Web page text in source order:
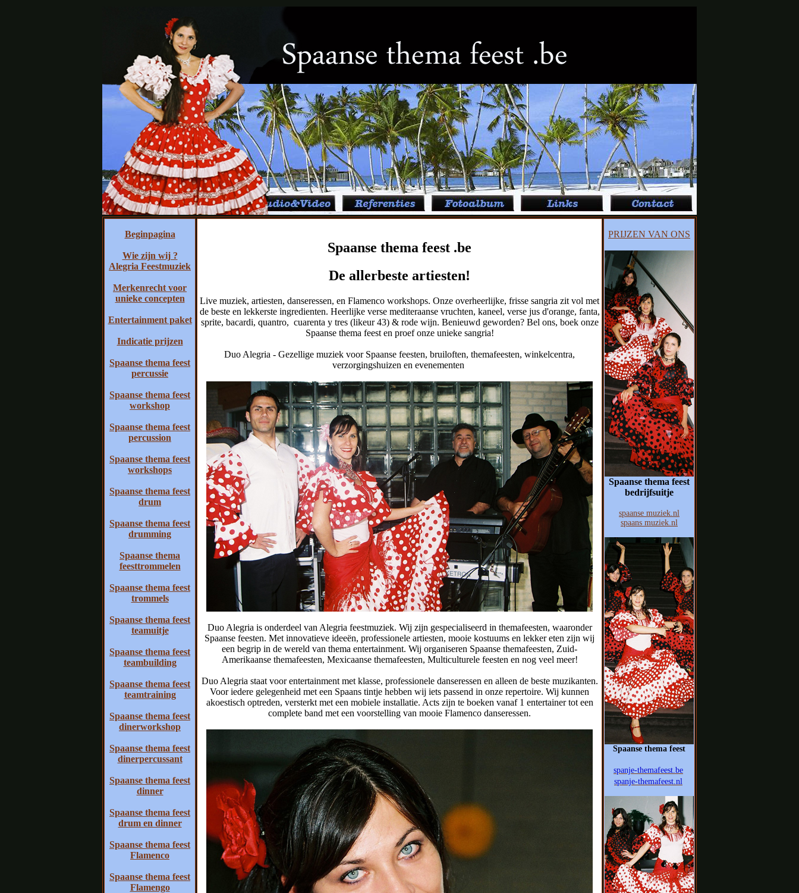
Beginpagina
Wie zijn wij ?
Alegria Feestmuziek
Merkenrecht voor
unieke concepten
Entertainment paket
Indicatie prijzen
Spaanse thema feest
percussie
Spaanse thema feest
workshop
Spaanse thema feest
percussion
Spaanse thema feest
workshops
Spaanse thema feest
drum
Spaanse thema feest
drumming
Spaanse thema
feesttrommelen
Spaanse thema feest
trommels
Spaanse thema feest
teamuitje
Spaanse thema feest
teambuilding
Spaanse thema feest
teamtraining
Spaanse thema feest
dinerworkshop
Spaanse thema feest
dinerpercussant
Spaanse thema feest
dinner
Spaanse thema feest
drum en dinner
Spaanse thema feest
Flamenco
Spaanse thema feest
Flamengo
Spaanse thema feest .be
De allerbeste artiesten!
Live muziek, artiesten, danseressen, en Flamenco workshops. Onze overheerlijke, frisse sangria zit vol met
de beste en lekkerste ingredienten. Heerlijke verse mediteraanse vruchten, kaneel, verse jus d'orange, fanta,
sprite, bacardi, quantro, cuarenta y tres (likeur 43) & rode wijn. Benieuwd geworden? Bel ons, boek onze
Spaanse thema feest en proef onze unieke sangria!
Duo Alegria - Gezellige muziek voor Spaanse feesten, bruiloften, themafeesten, winkelcentra,
verzorgingshuizen en evenementen
Duo Alegria is onderdeel van Alegria feestmuziek. Wij zijn gespecialiseerd in themafeesten, waaronder
Spaanse feesten. Met innovatieve ideeën, professionele artiesten, mooie kostuums en lekker eten zijn wij
een begrip in de wereld van thema entertainment. Wij organiseren Spaanse themafeesten, Zuid-
Amerikaanse themafeesten, Mexicaanse themafeesten, Multiculturele feesten en nog veel meer!
Duo Alegria staat voor entertainment met klasse, professionele danseressen en alleen de beste muzikanten.
Voor iedere gelegenheid met een Spaans tintje hebben wij iets passend in onze repertoire. Wij kunnen
akoestisch optreden, versterkt met een mobiele installatie. Acts zijn te boeken vanaf 1 entertainer tot een
complete band met een voorstelling van mooie Flamenco danseressen.
PRIJZEN VAN ONS
Spaanse thema feest
bedrijfsuitje
spaanse muziek.nl
spaans muziek.nl
Spaanse thema feest
spanje-themafeest.be
spanje-themafeest.nl